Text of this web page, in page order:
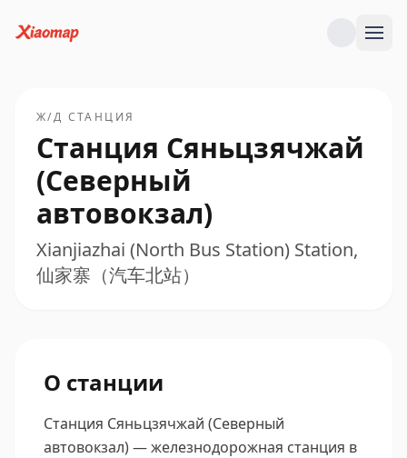
Ж/Д СТАНЦИЯ
Станция Сяньцзячжай
(Северный
автовокзал)
Xianjiazhai (North Bus Station) Station,
仙家寨（汽车北站）
О станции
Станция Сяньцзячжай (Северный
автовокзал) — железнодорожная станция в